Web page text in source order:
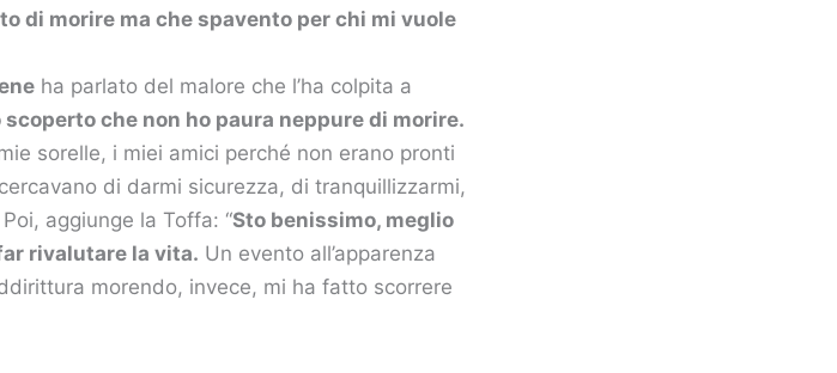
di morire ma che spavento per chi mi vuole
ha parlato del malore che l’ha colpita a
che non ho paura neppure di morire.
sorelle, i miei amici perché non erano pronti
di darmi sicurezza, di tranquillizzarmi,
aggiunge la Toffa: “Sto benissimo, meglio
rivalutare la vita. Un evento all’apparenza
morendo, invece, mi ha fatto scorrere